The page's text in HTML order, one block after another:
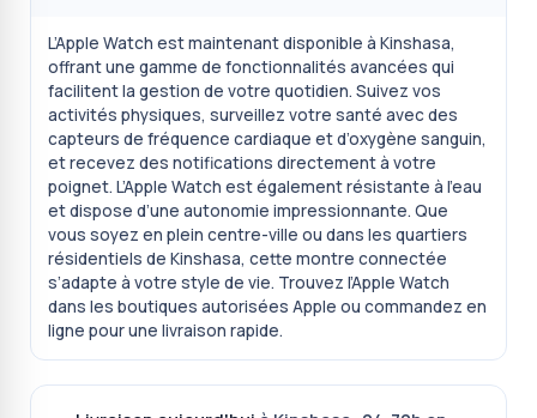
L’Apple Watch est maintenant disponible à Kinshasa,
offrant une gamme de fonctionnalités avancées qui
facilitent la gestion de votre quotidien. Suivez vos
activités physiques, surveillez votre santé avec des
capteurs de fréquence cardiaque et d’oxygène sanguin,
et recevez des notifications directement à votre
poignet. L’Apple Watch est également résistante à l’eau
et dispose d’une autonomie impressionnante. Que
vous soyez en plein centre-ville ou dans les quartiers
résidentiels de Kinshasa, cette montre connectée
s’adapte à votre style de vie. Trouvez l’Apple Watch
dans les boutiques autorisées Apple ou commandez en
ligne pour une livraison rapide.